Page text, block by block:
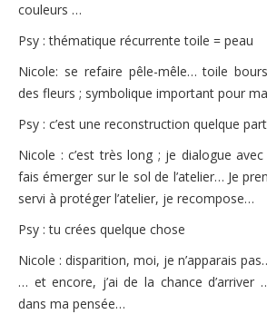
couleurs …
Psy : thématique récurrente toile = peau
Nicole: se refaire pêle-mêle… toile
des fleurs ; symbolique important pour
Psy : c’est une reconstruction quelque part
Nicole : c’est très long ; je dialogue
fais émerger sur le sol de l’atelier… Je
servi à protéger l’atelier, je recompose…
Psy : tu crées quelque chose
Nicole : disparition, moi, je n’apparais
… et encore, j’ai de la chance
dans ma pensée…